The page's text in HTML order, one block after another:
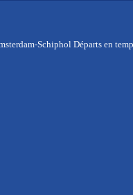
Schiphol Départs en